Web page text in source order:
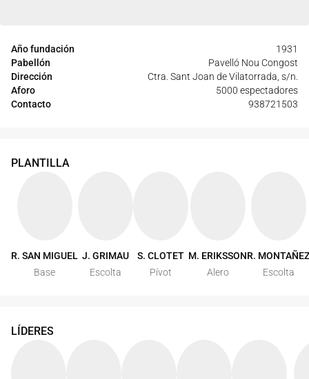
Año fundación
1931
Pabellón
Pavelló Nou Congost
Dirección
Ctra. Sant Joan de Vilatorrada, s/n.
Aforo
5000 espectadores
Contacto
938721503
PLANTILLA
R. SAN MIGUEL
Base
J. GRIMAU
Escolta
S. CLOTET
Pívot
M. ERIKSSON
Alero
R. MONTAÑEZ
Escolta
LÍDERES